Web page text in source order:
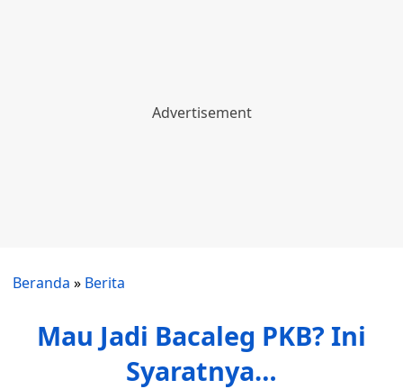
Beranda » Berita
Mau Jadi Bacaleg PKB? Ini
Syaratnya…